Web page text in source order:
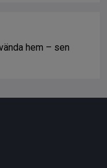
hem – sen